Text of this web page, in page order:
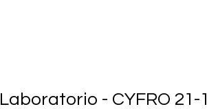
Laboratorio - CYFRO 21-1